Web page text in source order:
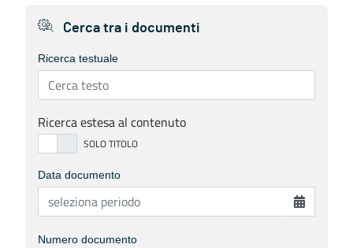
Cerca tra i documenti
Ricerca testuale
Ricerca estesa al contenuto
Data documento
Numero documento